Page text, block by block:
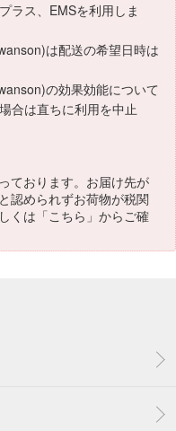
ラス、EMSを利用しま
は配送の希望日時は
の効果効能について
合は直ちに利用を中止
ております。お届け先が
認められずお荷物が税関
くは「こちら 」からご確